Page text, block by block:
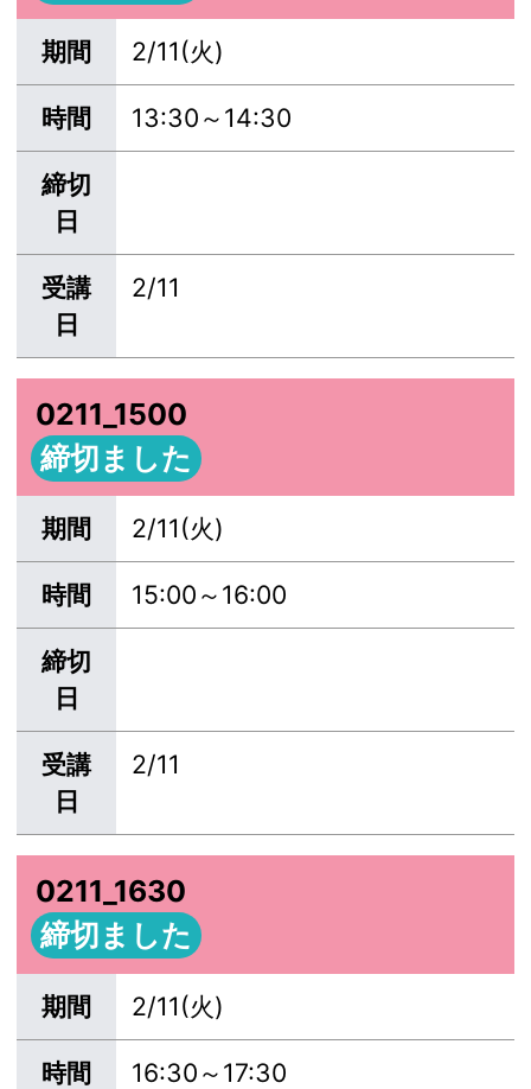
期間 2/11(火)
時間 13:30～14:30
締切
日
受講
日
2/11
0211_1500
締切ました
期間 2/11(火)
時間 15:00～16:00
締切
日
受講
日
2/11
0211_1630
締切ました
期間 2/11(火)
時間 16:30～17:30